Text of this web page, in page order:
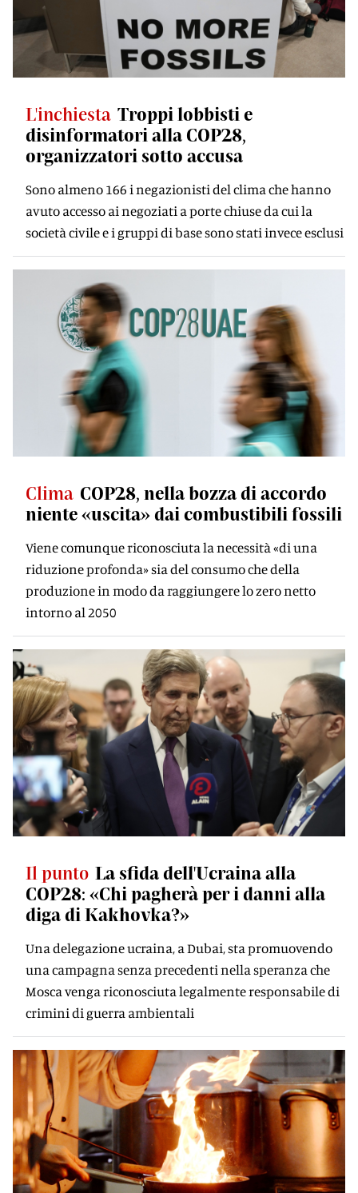
L'inchiesta Troppi lobbisti e
disinformatori alla COP28,
organizzatori sotto accusa
Sono almeno 166 i negazionisti del clima che hanno
avuto accesso ai negoziati a porte chiuse da cui la
società civile e i gruppi di base sono stati invece esclusi
Clima COP28, nella bozza di accordo
niente «uscita» dai combustibili fossili
Viene comunque riconosciuta la necessità «di una
riduzione profonda» sia del consumo che della
produzione in modo da raggiungere lo zero netto
intorno al 2050
Il punto La sfida dell'Ucraina alla
COP28: «Chi pagherà per i danni alla
diga di Kakhovka?»
Una delegazione ucraina, a Dubai, sta promuovendo
una campagna senza precedenti nella speranza che
Mosca venga riconosciuta legalmente responsabile di
crimini di guerra ambientali